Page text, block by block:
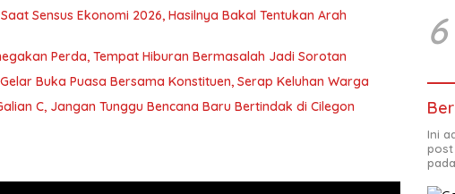
Sensus Ekonomi 2026, Hasilnya Bakal Tentukan Arah
Perda, Tempat Hiburan Bermasalah Jadi Sorotan
Buka Puasa Bersama Konstituen, Serap Keluhan Warga
C, Jangan Tunggu Bencana Baru Bertindak di Cilegon
6
Ini
post